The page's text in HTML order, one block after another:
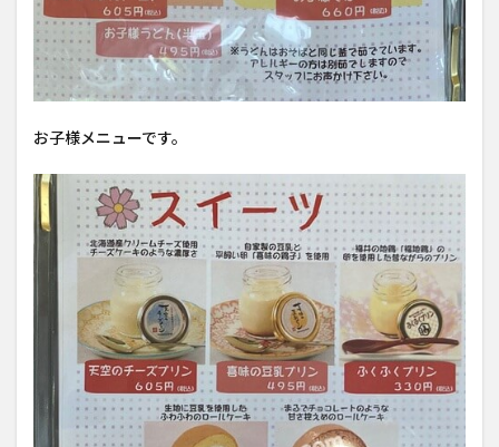
お子様メニューです。